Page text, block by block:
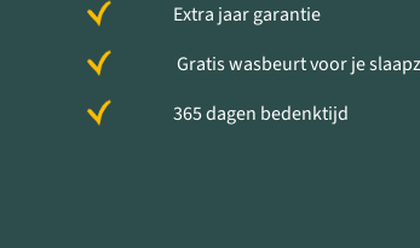
Extra jaar garantie
Gratis wasbeurt voor je
365 dagen bedenktijd